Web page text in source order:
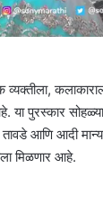
व्यक्तीला,
पुरस्कार
तावडे आणि आदी
मिळणार आहे.